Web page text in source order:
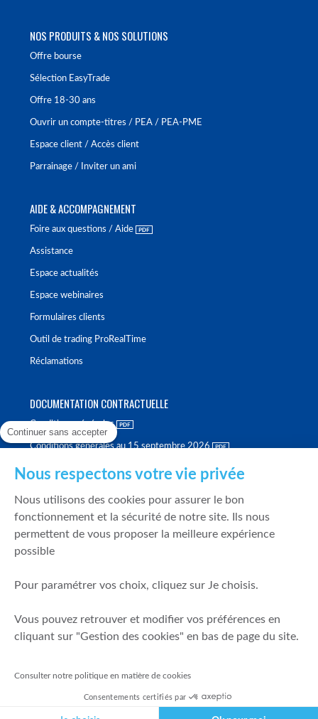
NOS PRODUITS & NOS SOLUTIONS
Offre bourse
Sélection EasyTrade
Offre 18-30 ans
Ouvrir un compte-titres / PEA / PEA-PME
Espace client / Accès client
Parrainage / Inviter un ami
AIDE & ACCOMPAGNEMENT
Foire aux questions / Aide
Assistance
Espace actualités
Espace webinaires
Formulaires clients
Outil de trading ProRealTime
Réclamations
DOCUMENTATION CONTRACTUELLE
Conditions générales
Conditions générales au 15 septembre 2026
Politique de meilleure sélection
Politique de durabilité
Fonds de garantie des dépôts et de résolution
Mentions légales
Prévention de la fraude
Politique de gestion des conflits d'intérêts
Continuer sans accepter
Nous respectons votre vie privée
Nous utilisons des cookies pour assurer le bon
fonctionnement et la sécurité de notre site. Ils nous
permettent de vous proposer la meilleure expérience
possible
Pour paramétrer vos choix, cliquez sur Je choisis.
Vous pouvez retrouver et modifier vos préférences en
cliquant sur "Gestion des cookies" en bas de page du site.
Consulter notre politique en matière de cookies
Consentements certifiés par